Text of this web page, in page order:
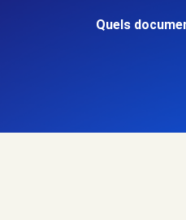
Quels